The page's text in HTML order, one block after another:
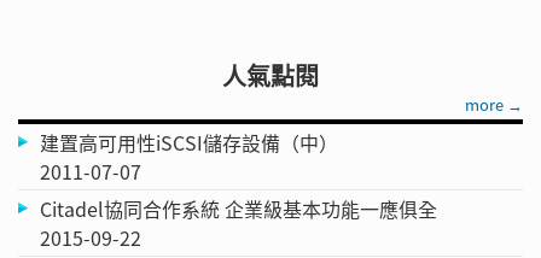
人氣點閱
more →
建置高可用性iSCSI儲存設備（中）
2011-07-07
Citadel協同合作系統 企業級基本功能一應俱全
2015-09-22